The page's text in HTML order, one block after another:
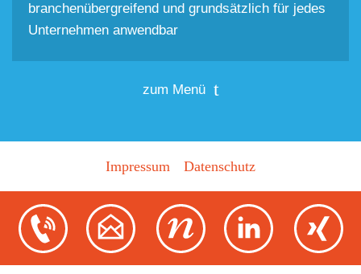
branchenübergreifend und grundsätzlich für jedes
Unternehmen anwendbar
zum Menü
Impressum Datenschutz